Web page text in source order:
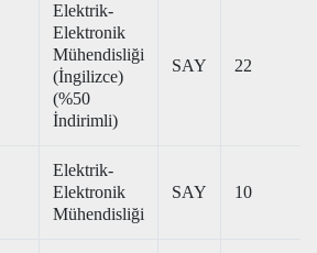
Elektrik-
Elektronik
Mühendisliği
(İngilizce)
(%50
İndirimli)
SAY 22
Elektrik-
Elektronik
Mühendisliği
SAY 10